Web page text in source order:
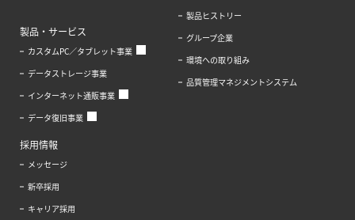
製品・サービス
カスタムPC／タブレット事業
データストレージ事業
インターネット通販事業
データ復旧事業
製品ヒストリー
グループ企業
環境への取り組み
品質管理マネジメントシステム
採用情報
メッセージ
新卒採用
キャリア採用